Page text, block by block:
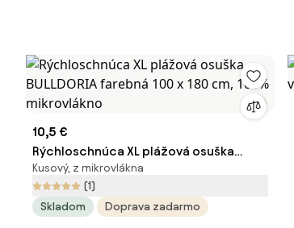
10,5 €
Rýchloschnúca XL plážová osuška
BULLDORIA farebná 100 x 180 cm, 100%
mikrovlákno
Kusový, z mikrovlákna
(1)
Skladom
Doprava zadarmo